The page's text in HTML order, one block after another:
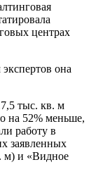
центрах
она
тыс. кв. м
на 52% меньше,
работу в
заявленных
м) и «Видное